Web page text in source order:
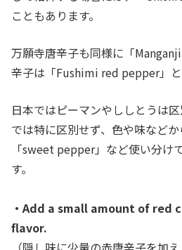
こともあります。
万願寺唐辛子も同様に「
辛子は「Fushimi red pepper」と
日本ではピーマンやししとうは
では特に区別せず、色や味など
「sweet pepper」など使い分け
す。
・Add a small amount of red
flavor.